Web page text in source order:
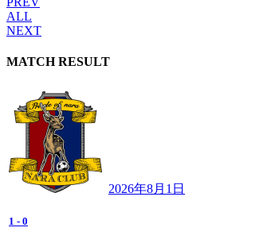
ALL
NEXT
MATCH RESULT
2026年8月1日
1 - 0